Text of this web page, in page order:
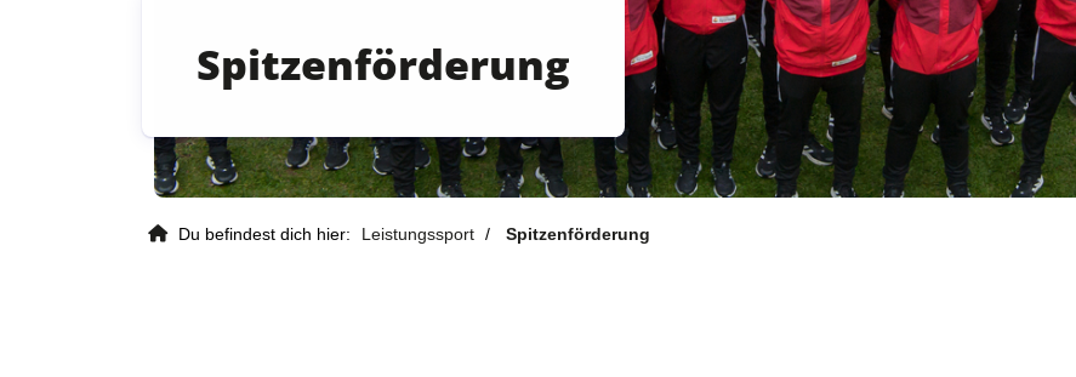
Spitzenförderung
Du befindest dich hier: Leistungssport Spitzenförderung